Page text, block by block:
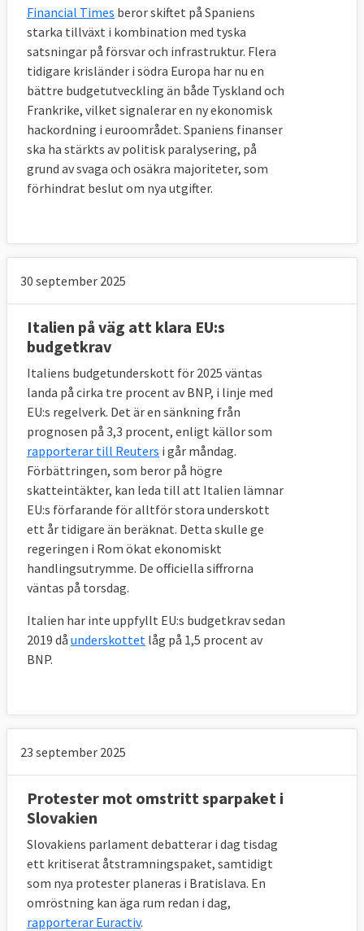
Financial Times beror skiftet på Spaniens
starka tillväxt i kombination med tyska
satsningar på försvar och infrastruktur. Flera
tidigare krisländer i södra Europa har nu en
bättre budgetutveckling än både Tyskland och
Frankrike, vilket signalerar en ny ekonomisk
hackordning i euroområdet. Spaniens finanser
ska ha stärkts av politisk paralysering, på
grund av svaga och osäkra majoriteter, som
förhindrat beslut om nya utgifter.
30 september 2025
Italien på väg att klara EU:s
budgetkrav
Italiens budgetunderskott för 2025 väntas
landa på cirka tre procent av BNP, i linje med
EU:s regelverk. Det är en sänkning från
prognosen på 3,3 procent, enligt källor som
rapporterar till Reuters i går måndag.
Förbättringen, som beror på högre
skatteintäkter, kan leda till att Italien lämnar
EU:s förfarande för alltför stora underskott
ett år tidigare än beräknat. Detta skulle ge
regeringen i Rom ökat ekonomiskt
handlingsutrymme. De officiella siffrorna
väntas på torsdag.
Italien har inte uppfyllt EU:s budgetkrav sedan
2019 då underskottet låg på 1,5 procent av
BNP.
23 september 2025
Protester mot omstritt sparpaket i
Slovakien
Slovakiens parlament debatterar i dag tisdag
ett kritiserat åtstramningspaket, samtidigt
som nya protester planeras i Bratislava. En
omröstning kan äga rum redan i dag,
rapporterar Euractiv.